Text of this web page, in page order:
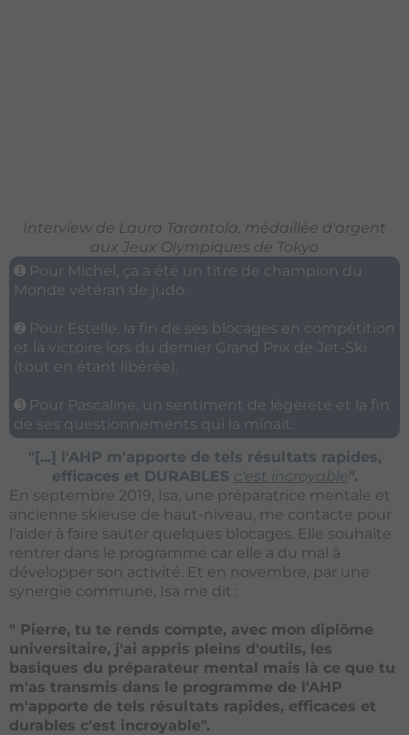
Interview de Laura Tarantola, médaillée d'argent
aux Jeux Olympiques de Tokyo
➊ Pour Michel, ça a été un titre de champion du
Monde vétéran de judo.
➋ Pour Estelle, la fin de ses blocages en compétition
et la victoire lors du dernier Grand Prix de Jet-Ski
(tout en étant libérée).
➌ Pour Pascaline, un sentiment de légèreté et la fin
de ses questionnements qui la minait.
"[...] l'AHP m'apporte de tels résultats rapides,
efficaces et DURABLES c'est incroyable".
En septembre 2019, Isa, une préparatrice mentale et
ancienne skieuse de haut-niveau, me contacte pour
l’aider à faire sauter quelques blocages. Elle souhaite
rentrer dans le programme car elle a du mal à
développer son activité. Et en novembre, par une
synergie commune, Isa me dit :
" Pierre, tu te rends compte, avec mon diplôme
universitaire, j'ai appris pleins d'outils, les
basiques du préparateur mental mais là ce que tu
m'as transmis dans le programme de l'AHP
m'apporte de tels résultats rapides, efficaces et
durables c'est incroyable".